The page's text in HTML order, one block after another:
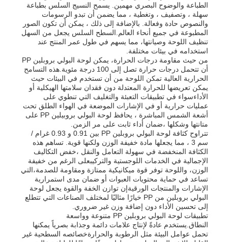
حول بنا
جولة في المعمل
ضبط الجودة
اتصل بنا
أخبار
جميع القضايا
طلب اقتباس
لوحات بلاستيكية
الطباعة والوضوح البصري مهمين. يسمح النسيج السلس بطباعة
سهلة ، وتصفيف ، وتغطية ، مما يضمن أن تبدو الرسومات
والنصوص حادة وفعالة. بالإضافة إلى ذلك ، يمكن أن تكون الصور
المطبوعة في جميع أنحاء العالم.السطح السلس يجعل من السهل
تنظيف اللوحة وصيانتها، مما يسهم في طول عمر المنتج عند
استخدامه في بيئات مختلفة.
من حيث مقاومة درجات الحرارة، يمكن لوحة البولي بروبلين PP
أن تتحمل درجات حرارة تصل إلى 100 درجة مئوية.هذه التسامح
الحرارية العالية تمكن اللوحة من أن تستخدم في البيئات حيث
يمكن تعريضها للحرارة المعتدلة دون فقدان سلامتها الهيكلية أو
الأداءسواء في تطبيقات التعبئة والتغليف التي تنطوي على
عمليات حرارية أو في الإشارات الموضعة في الهواء الطلق تحت
أشعة الشمس المباشرة ، يحافظ لوحة البولي بروبيلين PP على
متانتها وشكلها ،ضمان أداء ثابت على مر الزمن.
تتراوح كثافة لوحة البولي بروبلين PP بين 0.91 و 0.93 غرام /
سم 3 ، مما يجعلها مادة خفيفة الوزن ولكنها قوية. تساهم هذه
الكثافة المنخفضة في سهولة التعامل والنقل ،خفض التكاليف
الإجمالية في الخدمات اللوجستية والتركيبعلى الرغم من خفيفة
الوزن، واللوحة توفر قوة ميكانيكية ممتازة ومقاومة للصدمة،التي
تساعد في حماية محتويات العبوات أو ضمان مدى استمرارية
الإشارات والمنتجات الورقيةإن توازن الخفة والقوة يجعل لوحة
البولي بروبلين من PP خيارًا مثاليًا لمختلف الصناعات التي تتطلع
إلى تحسين الأداء دون إضافة وزن غير ضروري.
تطبيقات لوحة البولي بروبلين PP متنوعة وواسعة
النطاق.يستخدم عادةً لإنتاج علامات دائمة وجذابة بصرياً يمكنها
تحمل عوامل البيئة مثل الرطوبة والحرارةخصائصه السطحية غير